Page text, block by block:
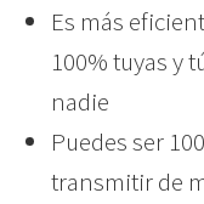
Es más
100% tuyas y
nadie
Puedes ser
transmitir de